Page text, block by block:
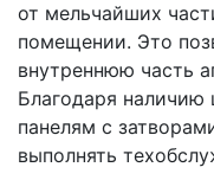
от мельчайших
помещении. Это
внутреннюю часть
Благодаря наличию
панелям с
выполнять